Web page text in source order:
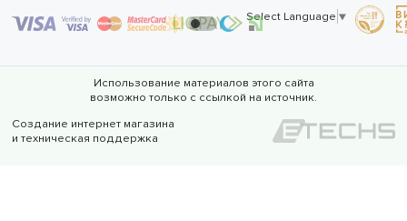
Select Language ▼
Использование материалов этого сайта
возможно только с ссылкой на источник.
Создание интернет магазина
и техническая поддержка